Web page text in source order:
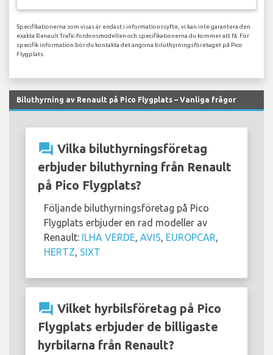
Specifikationerna som visas är endast i informationssyfte, vi kan inte garantera den
exakta Renault Trafic-fordonsmodellen och specifikationerna du kommer att få. För
specifik information bör du kontakta det angivna biluthyrningsföretaget på Pico
Flygplats.
Biluthyrning av Renault på Pico Flygplats – Vanliga frågor
question_answer Vilka biluthyrningsföretag
erbjuder biluthyrning från Renault
på Pico Flygplats?
Följande biluthyrningsföretag på Pico
Flygplats erbjuder en rad modeller av
Renault: ILHA VERDE AVIS EUROPCAR
HERTZ SIXT
question_answer Vilket hyrbilsföretag på Pico
Flygplats erbjuder de billigaste
hyrbilarna från Renault?